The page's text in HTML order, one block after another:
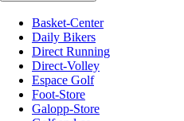
Basket-Center
Daily Bikers
Direct Running
Direct-Volley
Espace Golf
Foot-Store
Galopp-Store